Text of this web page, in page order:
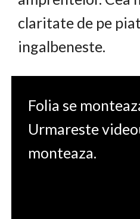
claritate de pe
ingalbeneste.
Folia se
Urmareste
monteaza.